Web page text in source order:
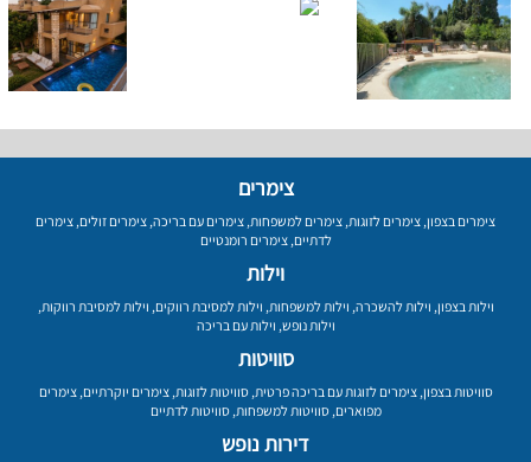
צימרים
צימרים בצפון, צימרים לזוגות, צימרים למשפחות, צימרים עם בריכה, צימרים זולים, צימרים
לדתיים,צימרים רומנטיים
וילות
וילות בצפון, וילות להשכרה, וילות למשפחות, וילות למסיבת רווקים, וילות למסיבת רווקות,
וילות נופש, וילות עם בריכה
סוויטות
סוויטות בצפון,צימרים לזוגות עם בריכה פרטית,סוויטות לזוגות,צימרים יוקרתיים,צימרים
מפוארים,סוויטות למשפחות,סוויטות לדתיים
דירות נופש